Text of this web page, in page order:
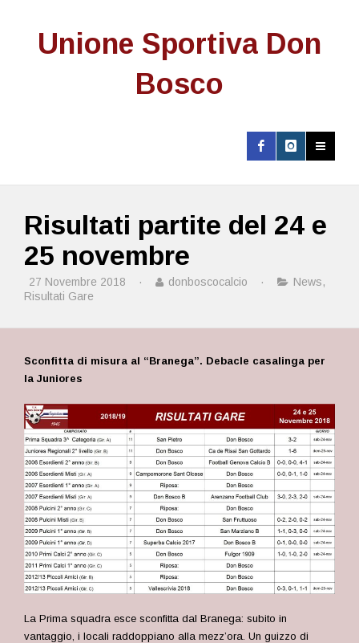
Unione Sportiva Don
Bosco
Risultati partite del 24 e
25 novembre
27 Novembre 2018 · donboscocalcio · News,
Risultati Gare
Sconfitta di misura al “Branega”. Debacle casalinga per
la Juniores
La Prima squadra esce sconfitta dal Branega: subito in
vantaggio, i locali raddoppiano alla mezz’ora. Un guizzo di